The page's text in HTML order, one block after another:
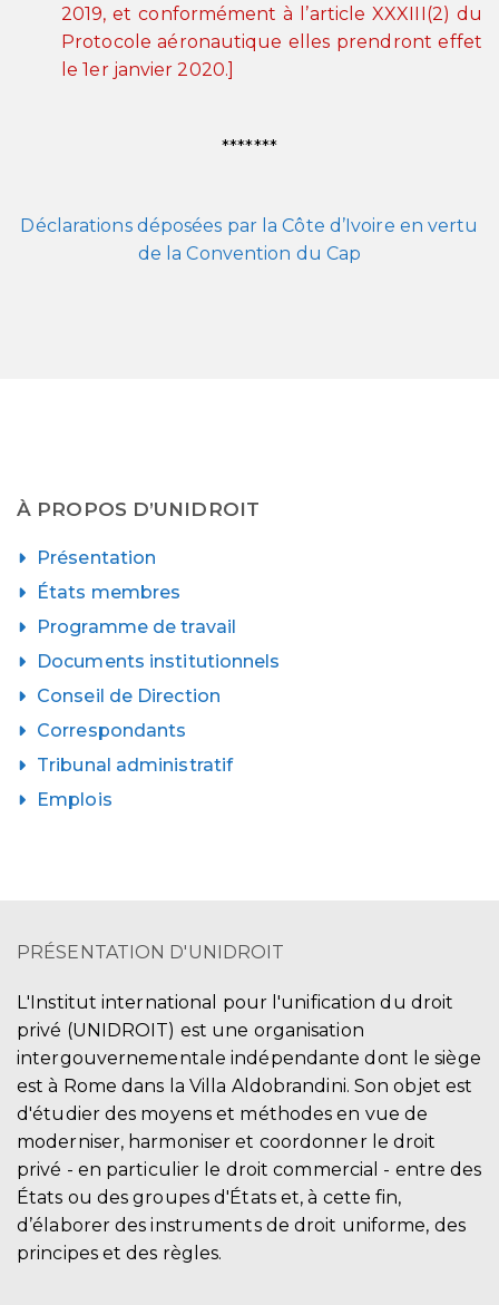
2019, et conformément à l’article XXXIII(2) du
Protocole aéronautique elles prendront effet
le 1er janvier 2020.]
*******
Déclarations déposées par la Côte d’Ivoire en vertu
de la Convention du Cap
À PROPOS D’UNIDROIT
Présentation
États membres
Programme de travail
Documents institutionnels
Conseil de Direction
Correspondants
Tribunal administratif
Emplois
PRÉSENTATION D'UNIDROIT
L'Institut international pour l'unification du droit
privé (UNIDROIT) est une organisation
intergouvernementale indépendante dont le siège
est à Rome dans la Villa Aldobrandini. Son objet est
d'étudier des moyens et méthodes en vue de
moderniser, harmoniser et coordonner le droit
privé - en particulier le droit commercial - entre des
États ou des groupes d'États et, à cette fin,
d’élaborer des instruments de droit uniforme, des
principes et des règles.